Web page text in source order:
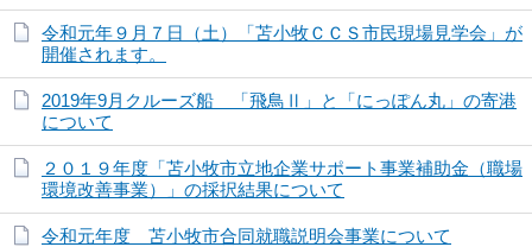
令和元年９月７日（土）「苫小牧ＣＣＳ市民現場見学会」が
開催されます。
2019年9月クルーズ船 「飛鳥Ⅱ」と「にっぽん丸」の寄港
について
２０１９年度「苫小牧市立地企業サポート事業補助金（職場
環境改善事業）」の採択結果について
令和元年度 苫小牧市合同就職説明会事業について